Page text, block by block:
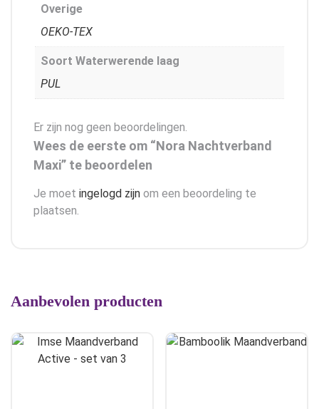
Overige
OEKO-TEX
Soort Waterwerende laag
PUL
Er zijn nog geen beoordelingen.
Wees de eerste om “Nora Nachtverband
Maxi” te beoordelen
Je moet ingelogd zijn om een beoordeling te
plaatsen.
Aanbevolen producten